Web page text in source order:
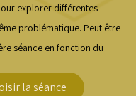
explorer différentes
problématique. Peut être
séance en fonction du
la séance